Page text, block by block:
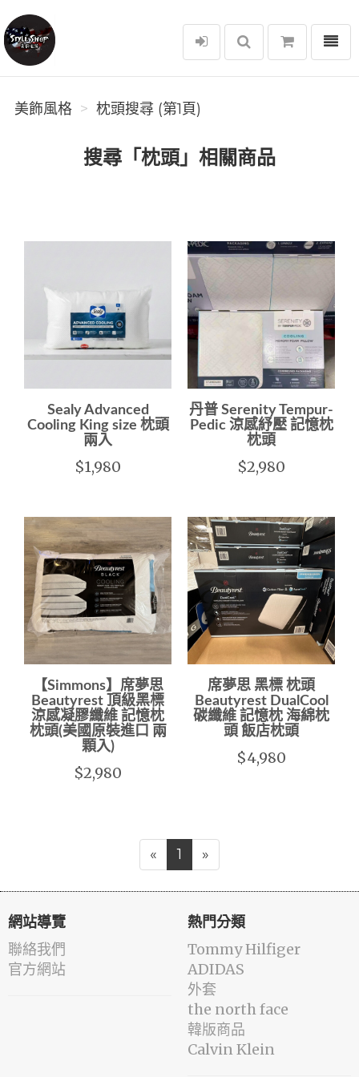
美飾風格
選單
美飾風格 枕頭搜尋 (第1頁)
搜尋「枕頭」相關商品
Sealy Advanced
Cooling King size 枕頭
兩入
$1,980
丹普 Serenity Tempur-
Pedic 涼感紓壓 記憶枕
枕頭
$2,980
【Simmons】席夢思
Beautyrest 頂級黑標
涼感凝膠纖維 記憶枕
枕頭(美國原裝進口 兩
顆入)
$2,980
席夢思 黑標 枕頭
Beautyrest DualCool
碳纖維 記憶枕 海綿枕
頭 飯店枕頭
$4,980
« 1 »
網站導覽
聯絡我們
官方網站
熱門分類
Tommy Hilfiger
ADIDAS
外套
the north face
韓版商品
Calvin Klein